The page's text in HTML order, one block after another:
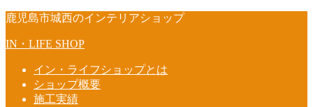
鹿児島市城西のインテリアショップ
IN・LIFE SHOP
イン・ライフショップとは
ショップ概要
施工実績